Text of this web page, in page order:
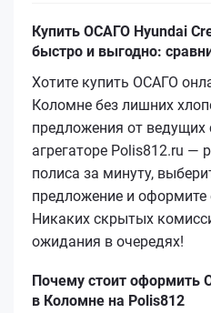
Купить ОСАГО Hyundai
быстро и выгодно:
Хотите купить ОСАГО
Коломне без лишних
предложения от
агрегаторе Polis812.ru —
полиса за минуту,
предложение и оформите
Никаких скрытых
ожидания в очередях!
Почему стоит оформить
в Коломне на Polis812